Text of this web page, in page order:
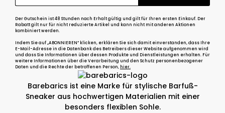
Barebarics ist eine Marke für stylische Barfuß-
Sneaker aus hochwertigen Materialien mit einer
besonders flexiblen Sohle.
Der Gutschein ist 48 Stunden nach Erhalt gültig und gilt für Ihren ersten Einkauf. Der
Rabatt gilt nur für nicht reduzierte Artikel und kann nicht mit anderen Aktionen
kombiniert werden.
Indem Sie auf „ABONNIEREN“ klicken, erklären Sie sich damit einverstanden, dass Ihre
E-Mail-Adresse in die Datenbank des Betreibers dieser Website aufgenommen wird
und dass Sie Informationen über dessen Produkte und Dienstleistungen erhalten. Für
weitere Informationen über die Verarbeitung und den Schutz personenbezogener
Daten und die Rechte der betroffenen Person, hier.